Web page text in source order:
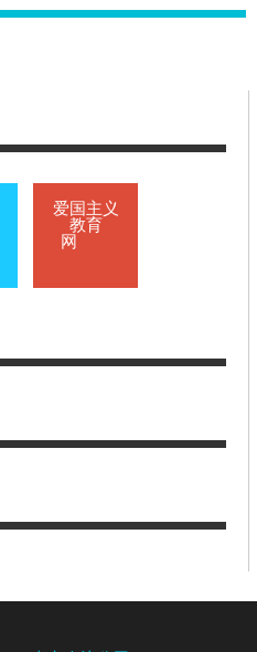
爱国主义
教育
网